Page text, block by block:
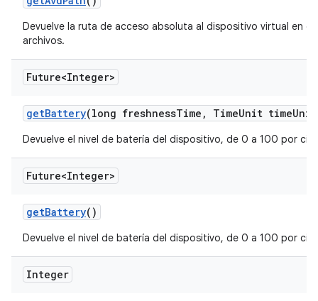
Devuelve la ruta de acceso absoluta al dispositivo virtual en el
archivos.
Future<Integer>
getBattery(long freshnessTime , TimeUnit time
Devuelve el nivel de batería del dispositivo, de 0 a 100 por
Future<Integer>
getBattery()
Devuelve el nivel de batería del dispositivo, de 0 a 100 por
Integer